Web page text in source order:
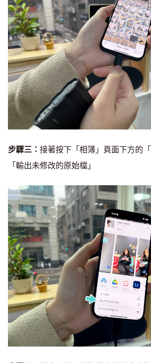
步驟三： 接著按下「相簿」頁面下方的
「輸出未修改的原始檔」